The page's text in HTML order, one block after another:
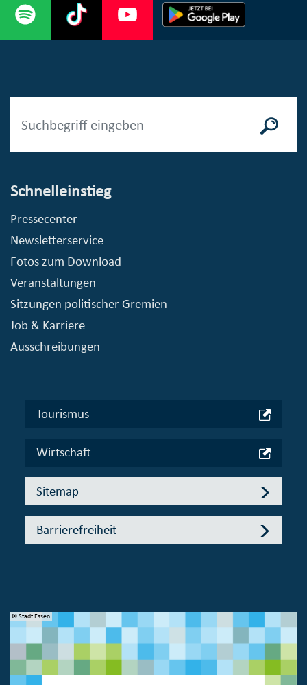
Schnelleinstieg
Pressecenter
Newsletterservice
Fotos zum Download
Veranstaltungen
Sitzungen politischer Gremien
Job & Karriere
Ausschreibungen
Tourismus
Wirtschaft
Sitemap
Barrierefreiheit
© Stadt Essen